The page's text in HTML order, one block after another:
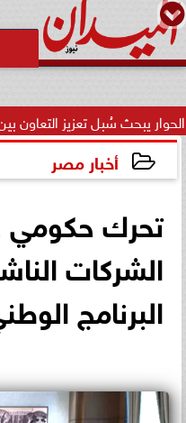
تعزيز التعاون بين مصر
أخبار مصر
تحرك حكومي
الشركات
البرنامج